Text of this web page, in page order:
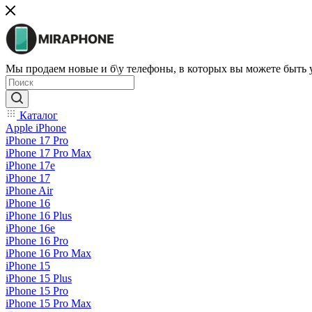
Мы продаем новые и б\у телефоны, в которых вы можете быть
Каталог
Apple iPhone
iPhone 17 Pro
iPhone 17 Pro Max
iPhone 17e
iPhone 17
iPhone Air
iPhone 16
iPhone 16 Plus
iPhone 16e
iPhone 16 Pro
iPhone 16 Pro Max
iPhone 15
iPhone 15 Plus
iPhone 15 Pro
iPhone 15 Pro Max